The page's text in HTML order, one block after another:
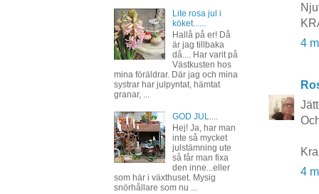
4
4
Lite rosa jul i
köket......
Hallå på er! Då
är jag tillbaka
då.... Har varit på
Västkusten hos
mina föräldrar. Där jag och mina
systrar har julpyntat, hämtat
granar, ...
GOD JUL....
Hej! Ja, har man
inte så mycket
julstämning ute
så får man fixa
den inne...eller
som här i växthuset. Mysig
snörhållare som nu ...